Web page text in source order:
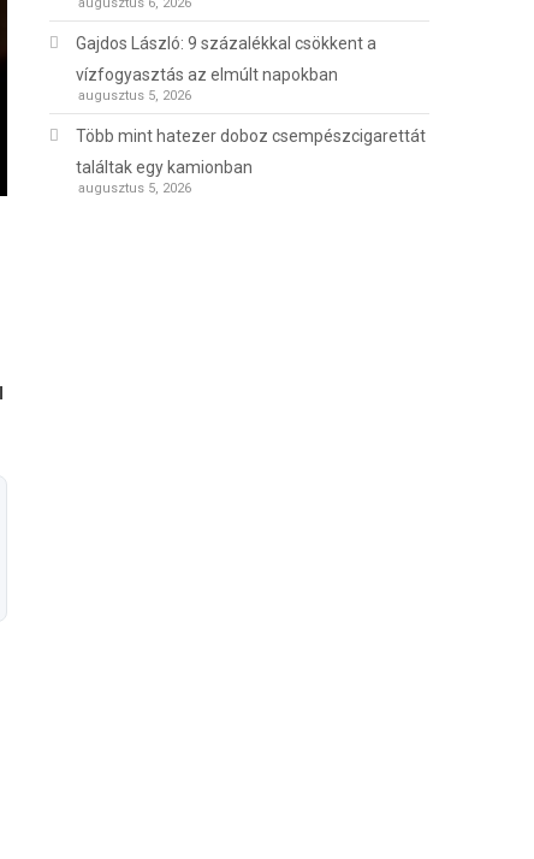
augusztus 6, 2026
Gajdos László: 9 százalékkal csökkent a
vízfogyasztás az elmúlt napokban
augusztus 5, 2026
Több mint hatezer doboz csempészcigarettát
találtak egy kamionban
augusztus 5, 2026